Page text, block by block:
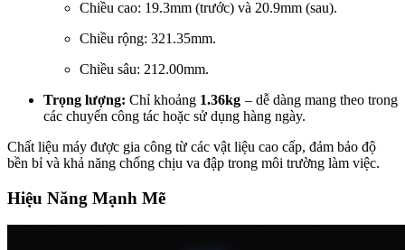
Chiều cao: 19.3mm (trước) và 20.9mm (sau).
Chiều rộng: 321.35mm.
Chiều sâu: 212.00mm.
Trọng lượng: Chỉ khoảng 1.36kg – dễ dàng mang theo trong
các chuyến công tác hoặc sử dụng hàng ngày.
Chất liệu máy được gia công từ các vật liệu cao cấp, đảm bảo độ
bền bỉ và khả năng chống chịu va đập trong môi trường làm việc.
Hiệu Năng Mạnh Mẽ